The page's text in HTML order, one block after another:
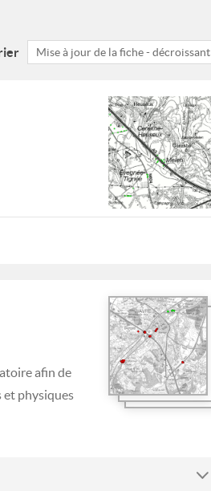
Mise à jour de la fiche - décroissant
afin de
et physiques